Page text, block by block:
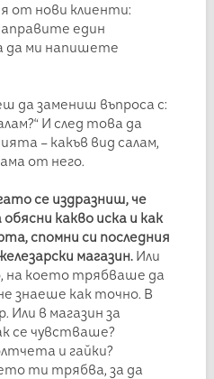
от нови клиенти:
един
да ми напишете
да замениш въпроса с:
И след това да
– какъв вид салам,
от него.
се издразниш, че
какво иска и как
спомни си последния
магазин.Или
на което трябваше да
знаеше как точно. В
Или в магазин за
се чувстваше?
и гайки?
ти трябва, за да